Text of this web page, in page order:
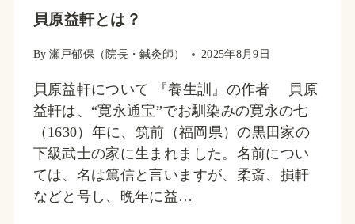
貝原益軒とは？
By 瀬戸郁保（院長・鍼灸師） 2025年8月9日
貝原益軒について 『養生訓』の作者 貝原
益軒は、“寛永通宝”でお馴染みの寛永の七
（1630）年に、筑前（福岡県）の黒田家の
下級武士の家に生まれました。名前につい
ては、名は篤信と言いますが、柔斎、損軒
などと号し、晩年に益…